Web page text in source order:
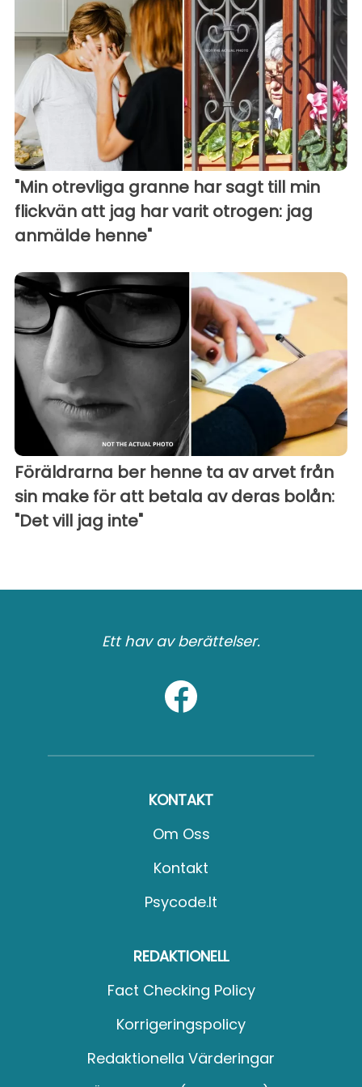
"Min otrevliga granne har sagt till min
flickvän att jag har varit otrogen: jag
anmälde henne"
Föräldrarna ber henne ta av arvet från
sin make för att betala av deras bolån:
"Det vill jag inte"
Ett hav av berättelser.
KONTAKT
Om Oss
Kontakt
Psycode.it
REDAKTIONELL
Fact Checking Policy
Korrigeringspolicy
Redaktionella Värderingar